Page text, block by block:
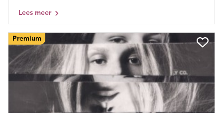
Lees meer
Premium